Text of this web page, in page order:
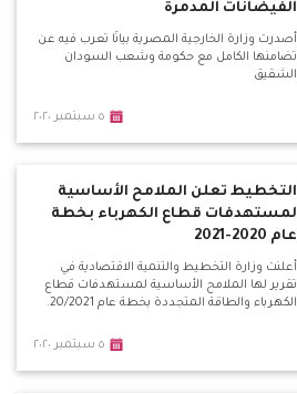
الفيضانات المدمرة
أصدرت وزارة الخارجية المصرية بيانًا تعرب فيه عن
تضامنها الكامل مع حكومة وشعب السودان
الشقيق
٥ سبتمبر ٢٠٢٠
التخطيط تعلن الملامح الأساسية
لمستهدفات قطاع الكهرباء بخطة
عام 2020-2021
أعلنت وزارة التخطيط والتنمية الاقتصادية في
تقرير لها الملامح الأساسية لمستهدفات قطاع
الكهرباء والطاقة المتجددة بخطة عام 20/2021.
٥ سبتمبر ٢٠٢٠